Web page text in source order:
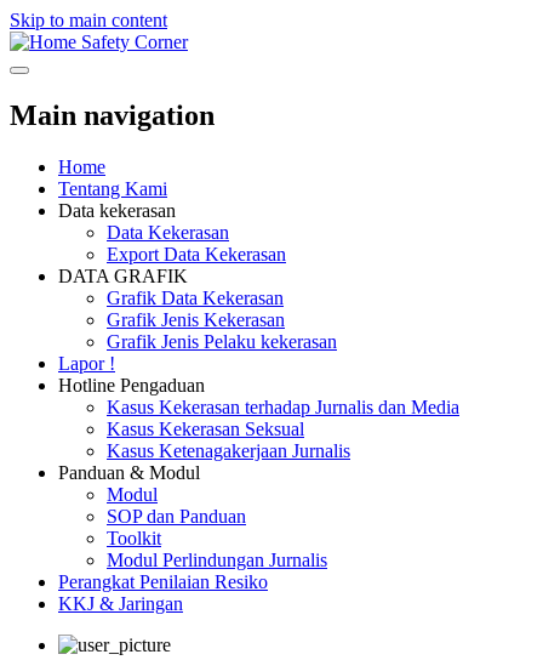
Skip to main content
Safety Corner
Main navigation
Home
Tentang Kami
Data kekerasan
Data Kekerasan
Export Data Kekerasan
DATA GRAFIK
Grafik Data Kekerasan
Grafik Jenis Kekerasan
Grafik Jenis Pelaku kekerasan
Lapor !
Hotline Pengaduan
Kasus Kekerasan terhadap Jurnalis dan Media
Kasus Kekerasan Seksual
Kasus Ketenagakerjaan Jurnalis
Panduan & Modul
Modul
SOP dan Panduan
Toolkit
Modul Perlindungan Jurnalis
Perangkat Penilaian Resiko
KKJ & Jaringan